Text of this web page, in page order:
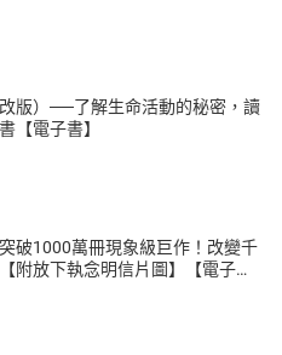
仍不斷突破中，繼《BTS防彈少
加4萬字新的記錄，讓他們的故事
是光鮮亮麗的偶像傳奇，而是一
追逐心中的夢想。
道到成為世界彈全面掌握。
行程、獎項、成員檔案。
美照片，定格精采時刻！
增加 40,000 字最新記錄！
專頁：
版）──了解生命活動的秘密，讀
【電子書】
破1000萬冊現象級巨作！改變千
附放下執念明信片圖】【電子